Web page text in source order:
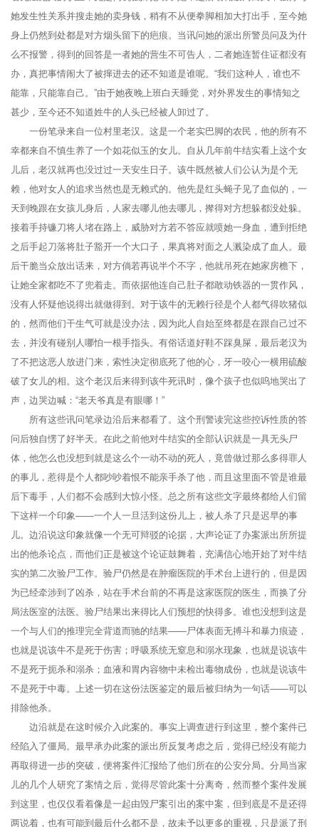
她发生性关系并搜走她的卖身钱，稍有不从便拳脚相加大打出手，至今她
身上仍然到处都是对方烟头留下的疤痕。当讯问她的派出所警员问及为什
么不报警，得到的回答是一者她的营生不可告人，二者她连暂住证都没有
办，真把事情闹大了被撺进去的还不知道是谁呢。“我们这种人，谁也不
能靠，只能靠自己。”由于她夜晚上班白天睡觉，对外界发生的事情知之
甚少，至今还不知道姓牛的人头已经被人卸过了。
一份笔录来自一位村里老汉。这是一个老实巴脚的农民，他的所有不
幸都来自不慎生养了一个如花似玉的女儿。自从几年前牛结实看上这个女
儿后，老汉就再也没过过一天安生日子。该牛既然被人们公认为是个无
赖，他对女人的追求当然也是无赖式的。他先是红头蝇子见了血似的，一
天到晚跟在女孩儿身后，人家去哪儿他去哪儿，撵得对方想躲都没处躲。
接着手持镰刀将人堵在路上，威胁对方若不答应就喷她一身血，遭到拒绝
之后手起刀落将肚子豁开一个大口子，果真将对面之人溅染成了血人。最
后干脆当众放出话来，对方倘若再说半个不字，他就吊死在她家房檐下，
让她全家都吃不了兜着走。而依据他连自己肚子都敢动铁器的一贯作风，
没有人怀疑他说得出就做得到。对于该牛的无赖行径是个人都气得吹猪似
的，然而他们干生气可就是没办法，因为此人自始至终都是在跟自己过不
去，并没有碰别人哪怕一根手指头。有俗话道好鞋不踩臭屎，最后老汉为
了不把这恶人放进门来，索性决定彻底死了他的心，牙一咬心一横用硫酸
破了女儿的相。这个老汉后来得到该牛死讯时，像个孩子也似呜地哭出了
声，边哭边喊：“老天爷真是有眼哪！”
所有这些讯问笔录边沿后来都看了。这个刑警读完这些控诉性质的答
问后独自愣了好半天。在此之前他对牛结实的全部认识就是一具无头尸
体，他怎么也没想到就是这么个一动不动的死人，竟曾做过那么多得罪人
的事儿，惹得是个人都吵吵着恨不能亲手杀了他，而且这里面不管是谁最
后下毒手，人们都不会感到大惊小怪。总之所有这些文字最终都给人们留
下这样一个印象——一个人一旦活到这份儿上，被人杀了只是迟早的事
儿。边沿说这印象就像一个无可辩驳的论据，大声论证了办案派出所所提
出的他杀论点，而他们正是被这个论证鼓舞着，充满信心地开始了对牛结
实的第二次验尸工作。验尸仍然是在肿瘤医院的手术台上进行的，但是因
为已经牵涉到了凶杀，站在手术台前的不再是这家医院的医生，而换了分
局法医室的法医。验尸结果出来得比人们预想的快得多。谁也没想到这是
一个与人们的推理完全背道而驰的结果——尸体表面无搏斗和暴力痕迹，
也就是说该牛不是死于伤害；呼吸系统无窒息和溺水现象，也就是说该牛
不是死于扼杀和溺杀；血液和胃内容物中未检出毒物成份，也就是说该牛
不是死于中毒。上述一切在这份法医鉴定的最后被归纳为一句话——可以
排除他杀。
边沿就是在这时候介入此案的。事实上调查进行到这里，整个案件已
经陷入了僵局。最早承办此案的派出所反复考虑之后，觉得已经没有能力
再取得进一步的突破，便将案件汇报给了他们所在的公安分局。分局当家
儿的几个人研究了案情之后，觉得尽管此案十分离奇，然而整个案件发展
到这里，也仅仅看着像是一起由毁尸案引出的案中案，但到底是不是还得
两说着，也有可能到最后什么都不是，故未予以更多的重视，只是派了刑